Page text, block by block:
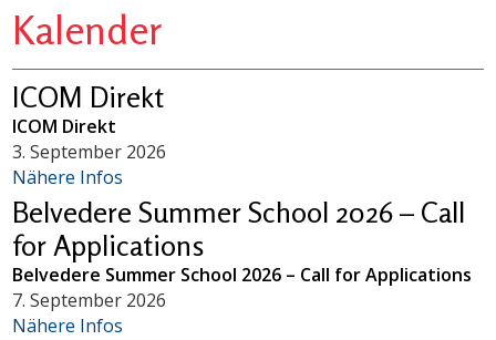
Kalender
ICOM Direkt
ICOM Direkt
3. September 2026
Nähere Infos
Belvedere Summer School 2026 – Call
for Applications
Belvedere Summer School 2026 – Call for Applications
7. September 2026
Nähere Infos